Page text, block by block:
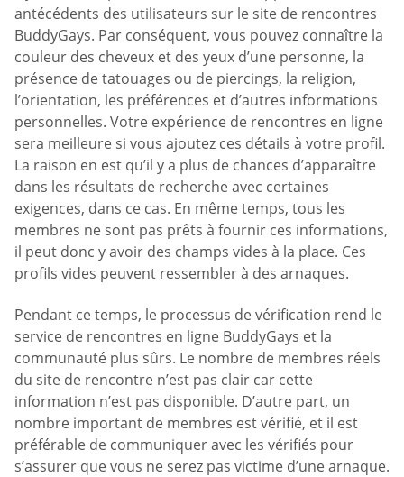
antécédents des utilisateurs sur le site de rencontres
BuddyGays. Par conséquent, vous pouvez connaître la
couleur des cheveux et des yeux d’une personne, la
présence de tatouages ou de piercings, la religion,
l’orientation, les préférences et d’autres informations
personnelles. Votre expérience de rencontres en ligne
sera meilleure si vous ajoutez ces détails à votre profil.
La raison en est qu’il y a plus de chances d’apparaître
dans les résultats de recherche avec certaines
exigences, dans ce cas. En même temps, tous les
membres ne sont pas prêts à fournir ces informations,
il peut donc y avoir des champs vides à la place. Ces
profils vides peuvent ressembler à des arnaques.
Pendant ce temps, le processus de vérification rend le
service de rencontres en ligne BuddyGays et la
communauté plus sûrs. Le nombre de membres réels
du site de rencontre n’est pas clair car cette
information n’est pas disponible. D’autre part, un
nombre important de membres est vérifié, et il est
préférable de communiquer avec les vérifiés pour
s’assurer que vous ne serez pas victime d’une arnaque.